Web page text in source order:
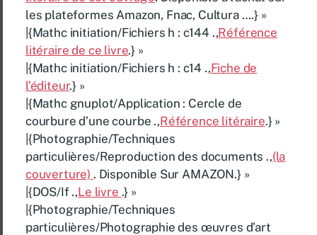
les plateformes Amazon, Fnac, Cultura ….} »
|{Mathc initiation/Fichiers h : c144 .,Référence
litéraire de ce livre.} »
|{Mathc initiation/Fichiers h : c14 .,Fiche de
l’éditeur.} »
|{Mathc gnuplot/Application : Cercle de
courbure d’une courbe .,Référence litéraire.} »
|{Photographie/Techniques
particulières/Reproduction des documents .,(la
couverture) . Disponible Sur AMAZON.} »
|{DOS/If .,Le livre .} »
|{Photographie/Techniques
particulières/Photographie des œuvres d’art